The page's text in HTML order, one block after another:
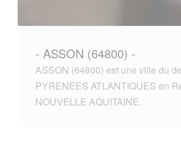
- ASSON (64800) -
ASSON (64800) est une ville du
PYRENEES ATLANTIQUES en
NOUVELLE AQUITAINE.